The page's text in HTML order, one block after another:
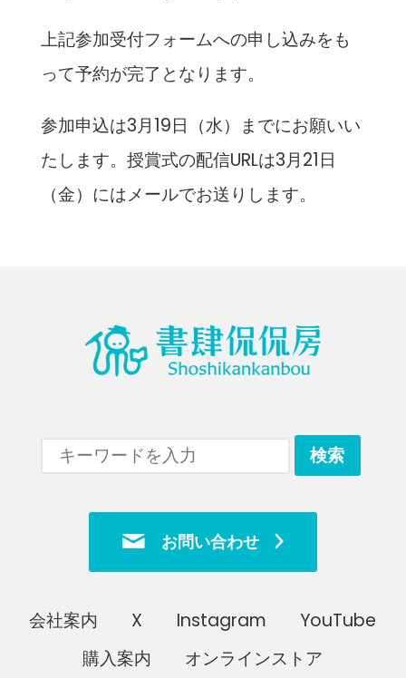
上記参加受付フォームへの申し込みをも
って予約が完了となります。
参加申込は3月19日（水）までにお願いい
たします。授賞式の配信URLは3月21日
（金）にはメールでお送りします。
お問い合わせ
会社案内 X Instagram
YouTube
購入案内
オンラインストア